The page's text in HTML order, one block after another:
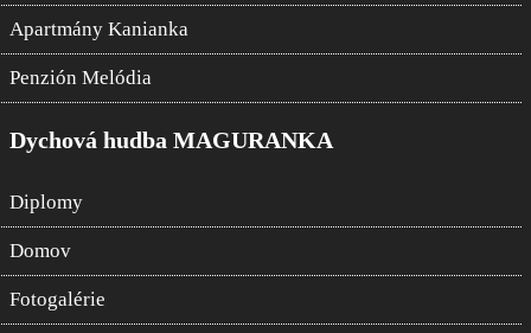
Apartmány Kanianka
Penzión Melódia
Dychová hudba MAGURANKA
Diplomy
Domov
Fotogalérie